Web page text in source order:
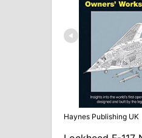
Haynes Publishing UK